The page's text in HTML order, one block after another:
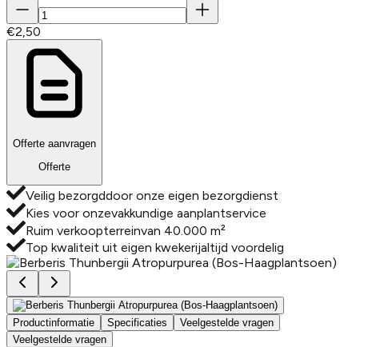
€2,50
Offerte aanvragen
Offerte
Veilig bezorgddoor onze eigen bezorgdienst
Kies voor onzevakkundige aanplantservice
Ruim verkoopterreinvan 40.000 m²
Top kwaliteit uit eigen kwekerijaltijd voordelig
Productinformatie Specificaties
Veelgestelde vragen
Veelgestelde vragen